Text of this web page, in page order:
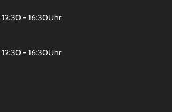
- 16:30Uhr
- 16:30Uhr